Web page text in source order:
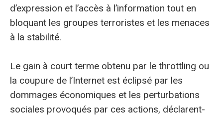
d’expression et l’accès à l’information tout en
bloquant les groupes terroristes et les menaces
à la stabilité.
Le gain à court terme obtenu par le throttling ou
la coupure de l’Internet est éclipsé par les
dommages économiques et les perturbations
sociales provoqués par ces actions, déclarent-